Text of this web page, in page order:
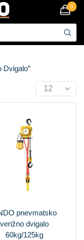
0
Dvigalo”
pnevmatsko
verižno dvigalo
60kg/125kg